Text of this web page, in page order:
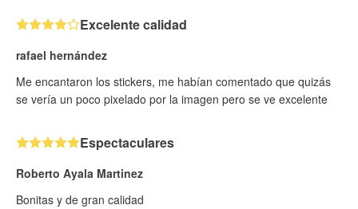
Excelente calidad
rafael hernández
Me encantaron los stickers, me habían comentado que quizás
se vería un poco pixelado por la imagen pero se ve excelente
Espectaculares
Roberto Ayala Martinez
Bonitas y de gran calidad